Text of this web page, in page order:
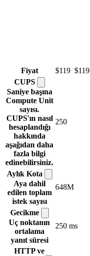
Fiyat $119 $119
CUPS
Saniye başına
Compute Unit
sayısı.
CUPS'ın nasıl
hesaplandığı
hakkında
aşağıdan daha
fazla bilgi
edinebilirsiniz.
250
Aylık Kota
Aya dahil
edilen toplam
istek sayısı
648M
Gecikme
Uç noktanın
ortalama
yanıt süresi
250 ms
HTTP ve